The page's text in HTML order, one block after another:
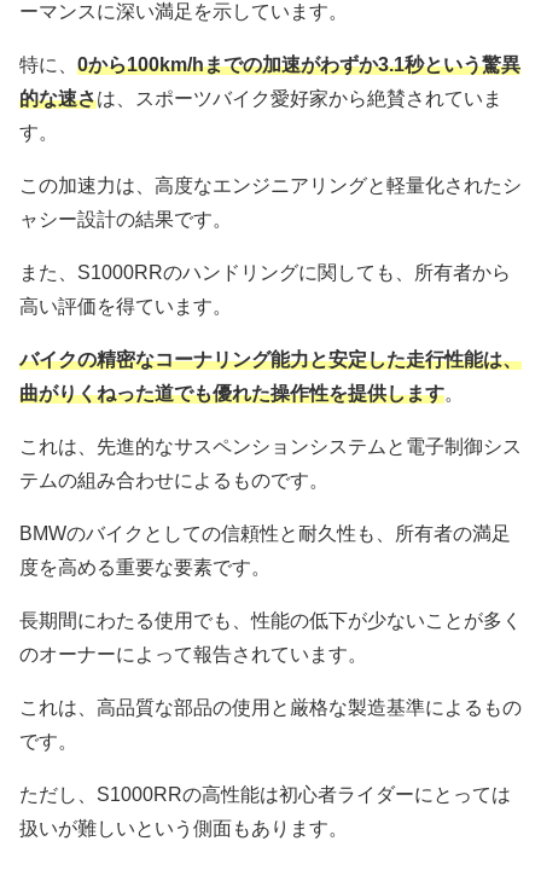
ーマンスに深い満足を示しています。
特に、 0から100km/hまでの加速がわずか3.1秒という驚異
的な速さは、スポーツバイク愛好家から絶賛されていま
す。
この加速力は、高度なエンジニアリングと軽量化されたシ
ャシー設計の結果です。
また、S1000RRのハンドリングに関しても、所有者から
高い評価を得ています。
バイクの精密なコーナリング能力と安定した走行性能は、
曲がりくねった道でも優れた操作性を提供します。
これは、先進的なサスペンションシステムと電子制御シス
テムの組み合わせによるものです。
BMWのバイクとしての信頼性と耐久性も、所有者の満足
度を高める重要な要素です。
長期間にわたる使用でも、性能の低下が少ないことが多く
のオーナーによって報告されています。
これは、高品質な部品の使用と厳格な製造基準によるもの
です。
ただし、S1000RRの高性能は初心者ライダーにとっては
扱いが難しいという側面もあります。